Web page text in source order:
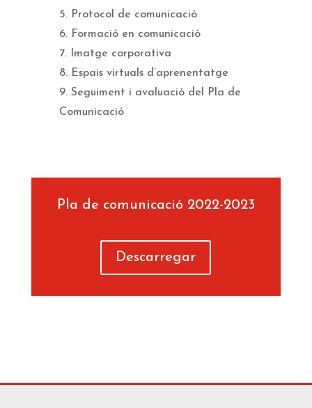
5. Protocol de comunicació
6. Formació en comunicació
7. Imatge corporativa
8. Espais virtuals d’aprenentatge
9. Seguiment i avaluació del Pla de
Comunicació
Pla de comunicació 2022-2023
Descarregar